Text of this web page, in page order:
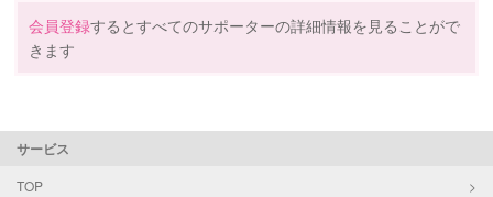
会員登録するとすべてのサポーターの詳細情報を見ることがで
きます
サービス
TOP